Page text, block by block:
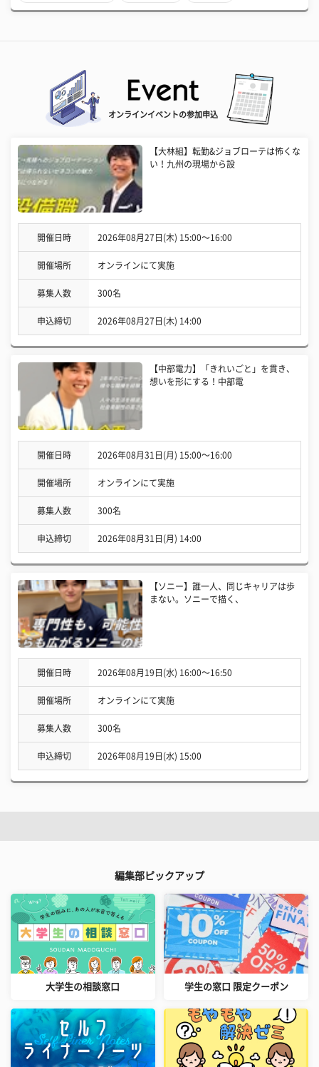
オンラインイベントの参加申込
【大林組】転勤&ジョブローテは怖くな
い！九州の現場から設
開催日時 2026年08月27日(木) 15:00〜16:00
開催場所 オンラインにて実施
募集人数 300名
申込締切 2026年08月27日(木) 14:00
【中部電力】「きれいごと」を貫き、
想いを形にする！中部電
開催日時 2026年08月31日(月) 15:00〜16:00
開催場所 オンラインにて実施
募集人数 300名
申込締切 2026年08月31日(月) 14:00
【ソニー】誰一人、同じキャリアは歩
まない。ソニーで描く、
開催日時 2026年08月19日(水) 16:00〜16:50
開催場所 オンラインにて実施
募集人数 300名
申込締切 2026年08月19日(水) 15:00
編集部ピックアップ
大学生の相談窓口 学生の窓口 限定クーポン